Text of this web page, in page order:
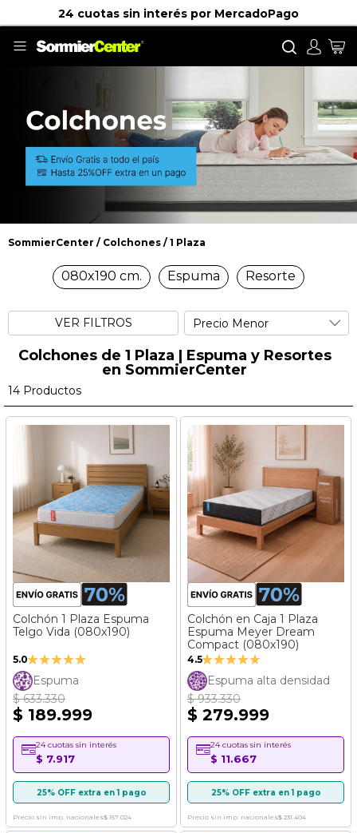
sin interés por MercadoPago
Buscar
SommierCenter Colchones 1 Plaza
1 Plaza080x190 cm. Espuma Resorte
VER FILTROS
Colchones de 1 Plaza | Espuma y Resortes
en SommierCenter
14 Productos
Colchón 1 Plaza Espuma
Telgo Vida (080x190)
5.0Valoración:
100%
Espuma
$ 633.330
$ 189.999
24 cuotas sin interés
$ 7.917
25% OFF extra en 1 pago
Precio sin imp. nacionales$ 157.024
Colchón en Caja 1 Plaza
Espuma Meyer Dream
Compact (080x190)
4.5Valoración:
89%
Espuma alta densidad
$ 933.330
$ 279.999
24 cuotas sin interés
$ 11.667
25% OFF extra en 1 pago
Precio sin imp. nacionales$ 231.404